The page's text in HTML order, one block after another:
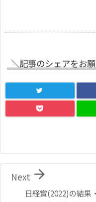
＼記事のシェアをお
日経賞(2022)の結果

Next